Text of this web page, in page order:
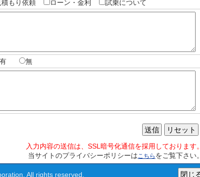
積もり依頼 ローン・金利 試乗について
有 無
リセット
送信
入力内容の送信は、SSL暗号化通信を採用しております。
当サイトのプライバシーポリシーはこちら をご覧下さい。
All rights reserved.